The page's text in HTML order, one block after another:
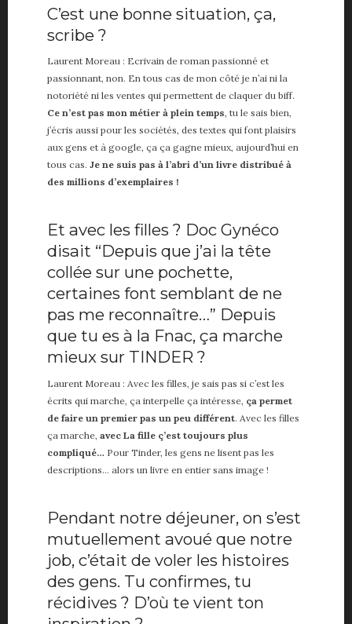
C’est une bonne situation, ça,
scribe ?
Laurent Moreau : Ecrivain de roman passionné et
passionnant, non. En tous cas de mon côté je n’ai ni la
notoriété ni les ventes qui permettent de claquer du biff.
Ce n’est pas mon métier à plein temps, tu le sais bien,
j’écris aussi pour les sociétés, des textes qui font plaisirs
aux gens et à google, ça ça gagne mieux, aujourd’hui en
tous cas. Je ne suis pas à l’abri d’un livre distribué à
des millions d’exemplaires !
Et avec les filles ? Doc Gynéco
disait “Depuis que j’ai la tête
collée sur une pochette,
certaines font semblant de ne
pas me reconnaître…” Depuis
que tu es à la Fnac, ça marche
mieux sur TINDER ?
Laurent Moreau : Avec les filles, je sais pas si c’est les
écrits qui marche, ça interpelle ça intéresse, ça permet
de faire un premier pas un peu différent. Avec les filles
ça marche, avec La fille ç’est toujours plus
compliqué… Pour Tinder, les gens ne lisent pas les
descriptions… alors un livre en entier sans image !
Pendant notre déjeuner, on s’est
mutuellement avoué que notre
job, c’était de voler les histoires
des gens. Tu confirmes, tu
récidives ? D’où te vient ton